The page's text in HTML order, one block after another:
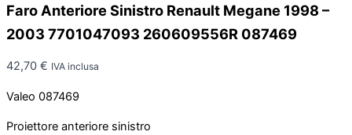
Faro Anteriore Sinistro Renault Megane 1998 –
2003 7701047093 260609556R 087469
42,70 € IVA inclusa
Valeo 087469
Proiettore anteriore sinistro